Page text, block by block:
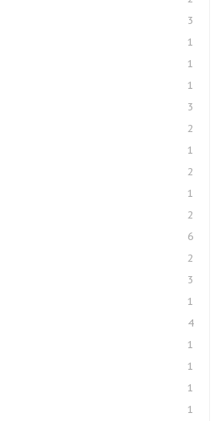
3
1
1
1
3
2
1
2
1
2
6
2
3
1
4
1
1
1
1